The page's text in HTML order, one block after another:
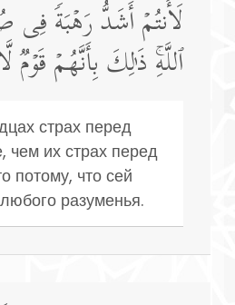
لَأَنتُمۡ أَشَدُّ رَهۡبَةࣰ
ٱللَّهِۚ ذَ ٰ⁠لِكَ بِأَنَّهُمۡ قَوۡمࣱ
страх перед
чем их страх перед
потому, что сей
разуменья.